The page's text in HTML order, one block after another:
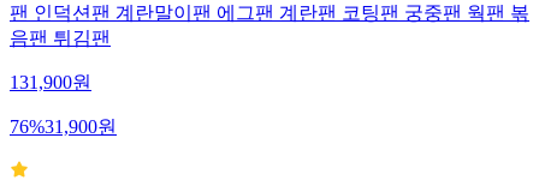
팬 인덕션팬 계란말이팬 에그팬 계란팬 코팅팬 궁중팬 웍팬 볶
음팬 튀김팬
131,900원
76%31,900원